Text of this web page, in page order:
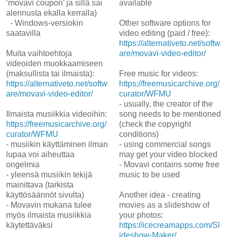
’movavi coupon’ ja sillä sai
alennusta ekalla kerralla)
- Windows-versiokin
saatavilla
Muita vaihtoehtoja
videoiden muokkaamiseen
(maksullista tai ilmaista):
https://alternativeto.net/softw
are/movavi-video-editor/
Ilmaista musiikkia videoihin:
https://freemusicarchive.org/
curator/WFMU
- musiikin käyttäminen ilman
lupaa voi aiheuttaa
ongelmia
- yleensä musiikin tekijä
mainittava (tarkista
käyttösäännöt sivulta)
- Movavin mukana tulee
myös ilmaista musiikkia
käytettäväksi
available
Other software options for
video editing (paid / free):
https://alternativeto.net/softw
are/movavi-video-editor/
Free music for videos:
https://freemusicarchive.org/
curator/WFMU
- usually, the creator of the
song needs to be mentioned
(check the copyright
conditions)
- using commercial songs
may get your video blocked
- Movavi contains some free
music to be used
Another idea - creating
movies as a slideshow of
your photos:
https://icecreamapps.com/Sl
ideshow-Maker/